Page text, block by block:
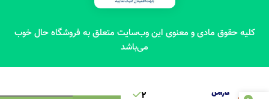
کلیه حقوق مادی و معنوی این وب‌سایت متعلق به فروشگاه حال خوب
می‌باشد
کافی
کارامل
2